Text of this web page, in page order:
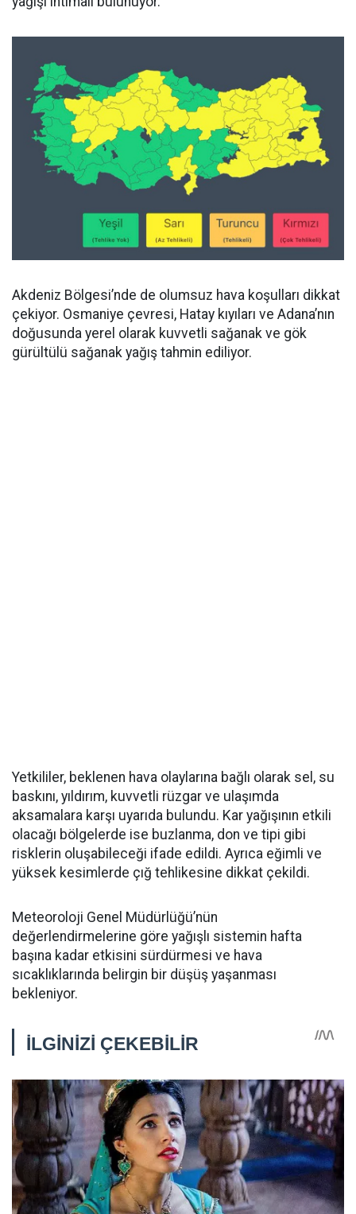
Akdeniz Bölgesi’nde de olumsuz hava koşulları dikkat
çekiyor. Osmaniye çevresi, Hatay kıyıları ve Adana’nın
doğusunda yerel olarak kuvvetli sağanak ve gök
gürültülü sağanak yağış tahmin ediliyor.
Yetkililer, beklenen hava olaylarına bağlı olarak sel, su
baskını, yıldırım, kuvvetli rüzgar ve ulaşımda
aksamalara karşı uyarıda bulundu. Kar yağışının etkili
olacağı bölgelerde ise buzlanma, don ve tipi gibi
risklerin oluşabileceği ifade edildi. Ayrıca eğimli ve
yüksek kesimlerde çığ tehlikesine dikkat çekildi.
Meteoroloji Genel Müdürlüğü’nün
değerlendirmelerine göre yağışlı sistemin hafta
başına kadar etkisini sürdürmesi ve hava
sıcaklıklarında belirgin bir düşüş yaşanması
bekleniyor.